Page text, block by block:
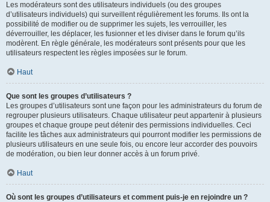
Les modérateurs sont des utilisateurs individuels (ou des groupes
d’utilisateurs individuels) qui surveillent régulièrement les forums. Ils ont la
possibilité de modifier ou de supprimer les sujets, les verrouiller, les
déverrouiller, les déplacer, les fusionner et les diviser dans le forum qu’ils
modèrent. En règle générale, les modérateurs sont présents pour que les
utilisateurs respectent les règles imposées sur le forum.
Haut
Que sont les groupes d’utilisateurs ?
Les groupes d’utilisateurs sont une façon pour les administrateurs du forum de
regrouper plusieurs utilisateurs. Chaque utilisateur peut appartenir à plusieurs
groupes et chaque groupe peut détenir des permissions individuelles. Ceci
facilite les tâches aux administrateurs qui pourront modifier les permissions de
plusieurs utilisateurs en une seule fois, ou encore leur accorder des pouvoirs
de modération, ou bien leur donner accès à un forum privé.
Haut
Où sont les groupes d’utilisateurs et comment puis-je en rejoindre un ?